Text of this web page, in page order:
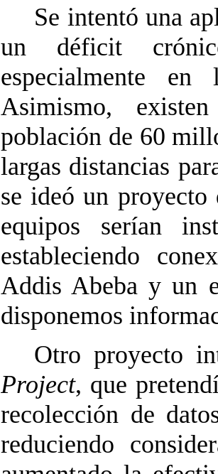
Se intentó una
un déficit
especialmente
Asimismo,
población de 60
largas distancias
se ideó un
equipos serían
estableciendo
Addis Abeba y un
disponemos
Otro proyecto
Project, que
recolección de
reduciendo